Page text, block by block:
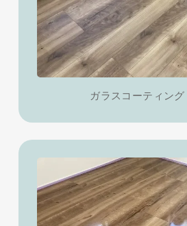
ガラスコーティング